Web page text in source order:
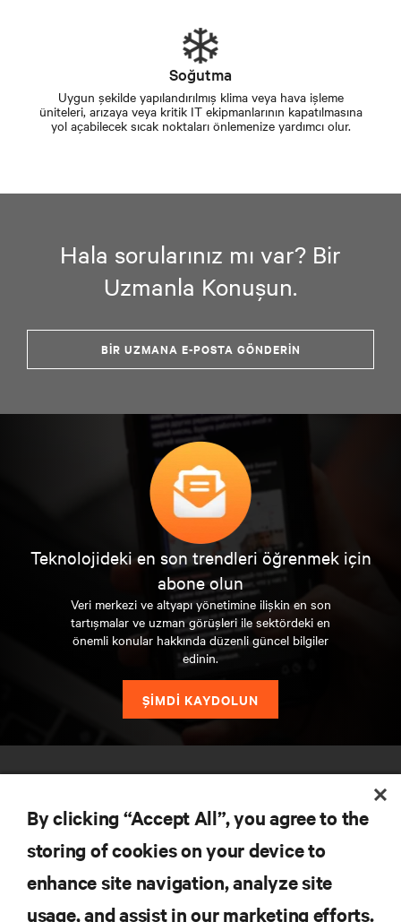
Soğutma
Uygun şekilde yapılandırılmış klima veya hava işleme
üniteleri, arızaya veya kritik IT ekipmanlarının kapatılmasına
yol açabilecek sıcak noktaları önlemenize yardımcı olur.
Hala sorularınız mı var? Bir
Uzmanla Konuşun.
BIR UZMANA E-POSTA GÖNDERIN
Teknolojideki en son trendleri öğrenmek için
abone olun
Veri merkezi ve altyapı yönetimine ilişkin en son
tartışmalar ve uzman görüşleri ile sektördeki en
önemli konular hakkında düzenli güncel bilgiler
edinin.
ŞİMDİ KAYDOLUN
KAYNAKLAR
By clicking “Accept All”, you agree to the
storing of cookies on your device to
enhance site navigation, analyze site
usage, and assist in our marketing efforts.